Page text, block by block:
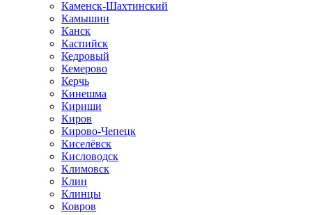
Каменск-Шахтинский
Камышин
Канск
Каспийск
Кедровый
Кемерово
Керчь
Кинешма
Кириши
Киров
Кирово-Чепецк
Киселёвск
Кисловодск
Климовск
Клин
Клинцы
Ковров